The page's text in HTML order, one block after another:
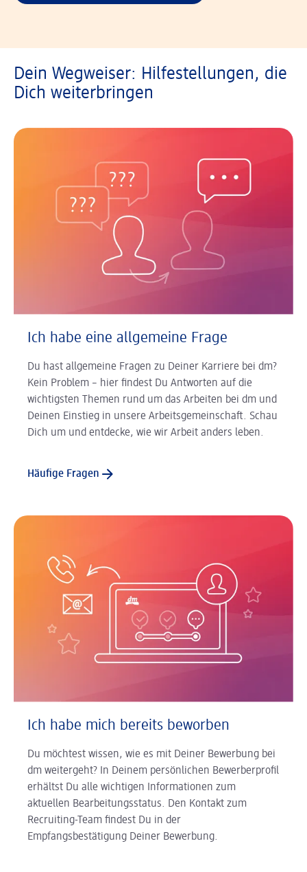
Dein Wegweiser: Hilfestellungen, die
Dich weiterbringen
Ich habe eine allgemeine Frage
Du hast allgemeine Fragen zu Deiner Karriere bei dm?
Kein Problem – hier findest Du Antworten auf die
wichtigsten Themen rund um das Arbeiten bei dm und
Deinen Einstieg in unsere Arbeitsgemeinschaft. Schau
Dich um und entdecke, wie wir Arbeit anders leben.
Häufige Fragen
Ich habe mich bereits beworben
Du möchtest wissen, wie es mit Deiner Bewerbung bei
dm weitergeht? In Deinem persönlichen Bewerberprofil
erhältst Du alle wichtigen Informationen zum
aktuellen Bearbeitungsstatus. Den Kontakt zum
Recruiting-Team findest Du in der
Empfangsbestätigung Deiner Bewerbung.